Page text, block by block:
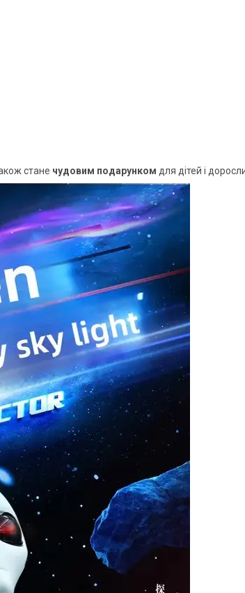
стане чудовим подарунком для дітей і